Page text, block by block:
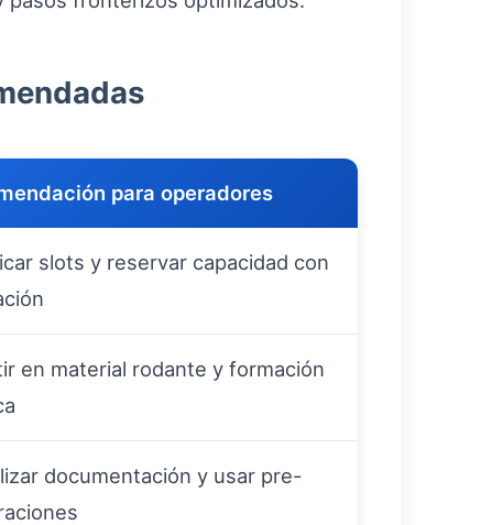
para operadores
slots y reservar capacidad con
en material rodante y formación
documentación y usar pre-